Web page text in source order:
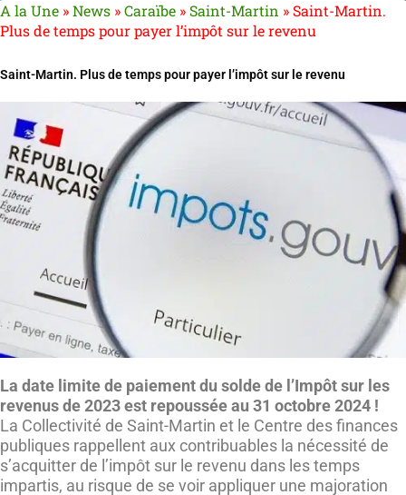
A la Une »News »Caraïbe »Saint-Martin »Saint-Martin.
Plus de temps pour payer l’impôt sur le revenu
Saint-Martin. Plus de temps pour payer l’impôt sur le revenu
La date limite de paiement du solde de l ’Impôt sur les
revenus de 2023 est repoussée au 31 octobre 2024 !
La Collectivité de Saint-Martin et le Centre des finances
publiques rappellent aux contribuables la nécessité de
s’acquitter de l’impôt sur le revenu dans les temps
impartis, au risque de se voir appliquer une majoration